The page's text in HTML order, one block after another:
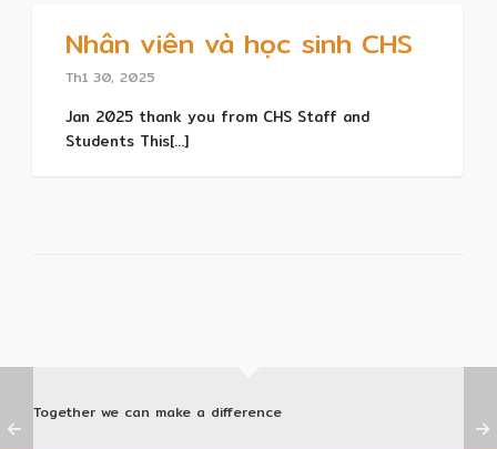
Nhân viên và học sinh CHS
Th1 30, 2025
Jan 2025 thank you from CHS Staff and
Students This[...]
Together we can make a difference